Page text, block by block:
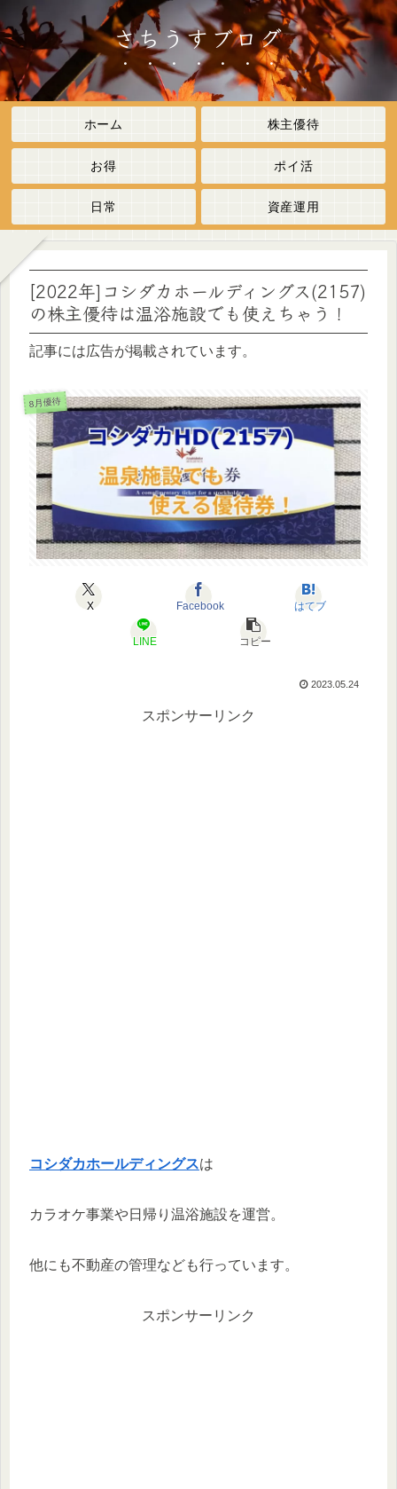
さちうすブログ
ホーム 株主優待
お得 ポイ活
日常 資産運用
[2022年]コシダカホールディングス(2157)
の株主優待は温浴施設でも使えちゃう！
記事には広告が掲載されています。
8月優待
X Facebook はてブ
LINE コピー
2023.05.24
スポンサーリンク
コシダカホールディングスは
カラオケ事業や日帰り温浴施設を運営。
他にも不動産の管理なども行っています。
スポンサーリンク